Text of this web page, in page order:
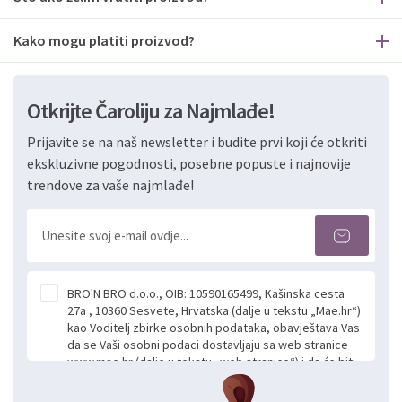
Kako mogu platiti proizvod?
Otkrijte Čaroliju za Najmlađe!
Prijavite se na naš newsletter i budite prvi koji će otkriti
ekskluzivne pogodnosti, posebne popuste i najnovije
trendove za vaše najmlađe!
BRO'N BRO d.o.o., OIB: 10590165499, Kašinska cesta
27a , 10360 Sesvete, Hrvatska (dalje u tekstu „Mae.hr“)
kao Voditelj zbirke osobnih podataka, obavještava Vas
da se Vaši osobni podaci dostavljaju sa web stranice
www.mae.hr (dalje u tekstu „web stranice“) i da će biti
obrađeni. Prihvaćanjem ove Izjave smatra se da
slobodno i izričito dajete privolu za prikupljanje i daljnju